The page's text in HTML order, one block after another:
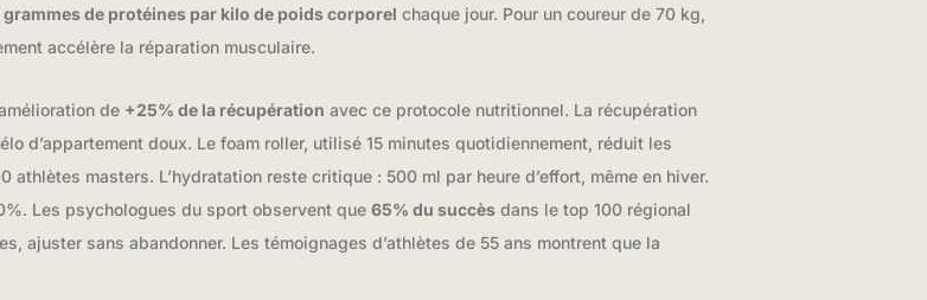
grammes de protéines par kilo de poids corporel chaque jour. Pour un coureur de 70 kg,
accélère la réparation musculaire.
de +25% de la récupération avec ce protocole nutritionnel. La récupération
d’appartement doux. Le foam roller, utilisé 15 minutes quotidiennement, réduit les
masters. L’hydratation reste critique : 500 ml par heure d’effort, même en hiver.
Les psychologues du sport observent que 65% du succès dans le top 100 régional
ajuster sans abandonner. Les témoignages d’athlètes de 55 ans montrent que la